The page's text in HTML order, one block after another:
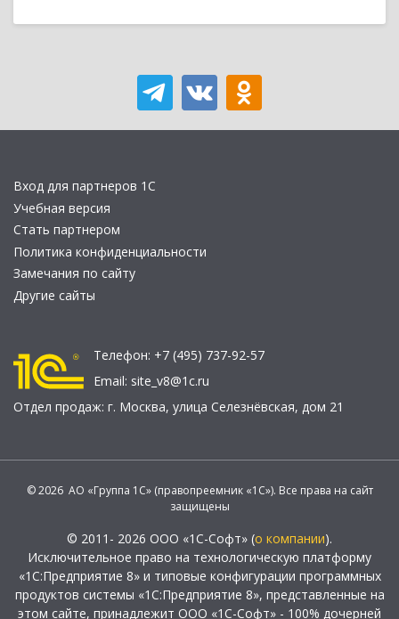
Вход для партнеров 1С
Учебная версия
Стать партнером
Политика конфиденциальности
Замечания по сайту
Другие сайты
Телефон: +7 (495) 737-92-57
Email: site_v8@1c.ru
Отдел продаж: г. Москва, улица Селезнёвская, дом 21
© 2026 АО «Группа 1С» (правопреемник «1С»). Все права на сайт
защищены
© 2011- 2026 ООО «1С-Софт» (о компании).
Исключительное право на технологическую платформу
«1С:Предприятие 8» и типовые конфигурации программных
продуктов системы «1С:Предприятие 8», представленные на
этом сайте, принадлежит ООО «1С-Софт» - 100% дочерней